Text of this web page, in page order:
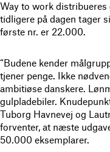
Way to work distribueres
tidligere på dagen tager
første nr. er 22.000.
“Budene kender
tjener penge. Ikke
ambitiøse danskere.
gulpladebiler.
Tuborg Havnevej og
forventer, at næste
50.000 eksemplarer.